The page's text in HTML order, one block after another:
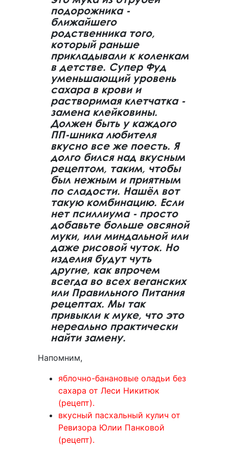
подорожника -
ближайшего
родственника того,
который раньше
прикладывали к коленкам
в детстве. Супер Фуд
уменьшающий уровень
сахара в крови и
растворимая клетчатка -
замена клейковины.
Должен быть у каждого
ПП-шника любителя
вкусно все же поесть. Я
долго бился над вкусным
рецептом, таким, чтобы
был нежным и приятным
по сладости. Нашёл вот
такую комбинацию. Если
нет псиллиума - просто
добавьте больше овсяной
муки, или миндальной или
даже рисовой чуток. Но
изделия будут чуть
другие, как впрочем
всегда во всех веганских
или Правильного Питания
рецептах. Мы так
привыкли к муке, что это
нереально практически
найти замену.
Напомним,
яблочно-банановые оладьи без
сахара от Леси Никитюк
(рецепт).
вкусный пасхальный кулич от
Ревизора Юлии Панковой
(рецепт).